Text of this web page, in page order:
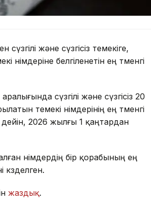
және сүзгісіз темекіге,
белгіленетін ең төменгі
сүзгілі және сүзгісіз 20
темекі өнімдерінің ең төменгі
дейін, 2026 жылғы 1 қаңтардан
өнімдердің бір қорабының ең
көзделген.
жаздық.